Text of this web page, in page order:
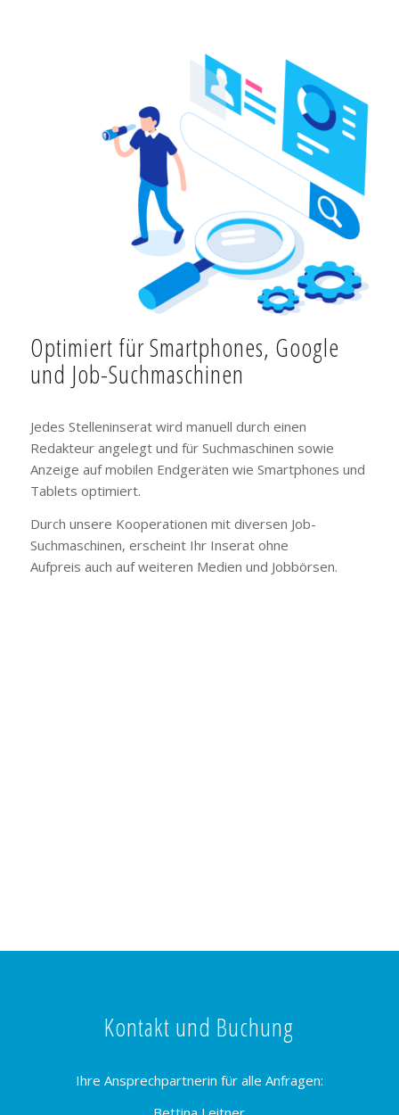
Optimiert für Smartphones, Google
und Job-Suchmaschinen
Jedes Stelleninserat wird manuell durch einen
Redakteur angelegt und für Suchmaschinen sowie
Anzeige auf mobilen Endgeräten wie Smartphones und
Tablets optimiert.
Durch unsere Kooperationen mit diversen Job-
Suchmaschinen, erscheint Ihr Inserat ohne
Aufpreis auch auf weiteren Medien und Jobbörsen.
Kontakt und Buchung
Ihre Ansprechpartnerin für alle Anfragen: